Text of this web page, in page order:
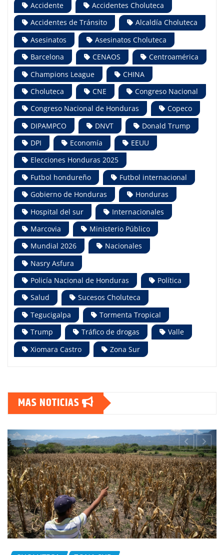
Accidente
Accidentes Choluteca
Accidentes de Tránsito
Alcaldía Choluteca
Asesinatos
Asesinatos Choluteca
Barcelona
CENAOS
Centroamérica
Champions League
CHINA
Choluteca
CNE
Congreso Nacional
Congreso Nacional de Honduras
Copeco
DIPAMPCO
DNVT
Donald Trump
DPI
Economía
EEUU
Elecciones Honduras 2025
Futbol hondureño
Futbol internacional
Gobierno de Honduras
Honduras
Hospital del sur
Internacionales
Marcovia
Ministerio Público
Mundial 2026
Nacionales
Nasry Asfura
Policía Nacional de Honduras
Política
Salud
Sucesos Choluteca
Tegucigalpa
Tormenta Tropical
Trump
Tráfico de drogas
Valle
Xiomara Castro
Zona Sur
MAS NOTICIAS